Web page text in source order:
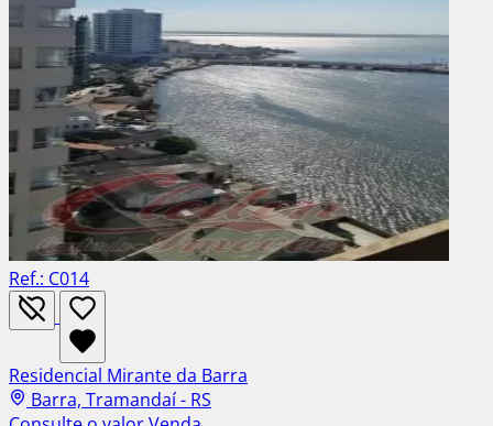
Ref.: C014
Residencial Mirante da Barra
Barra, Tramandaí - RS